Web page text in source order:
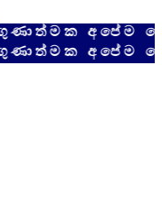
අපේම
අපේම